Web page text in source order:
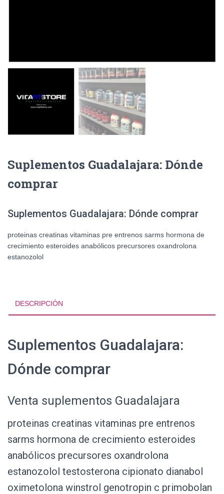
Suplementos Guadalajara: Dónde
comprar
Suplementos Guadalajara: Dónde comprar
proteinas creatinas vitaminas pre entrenos sarms hormona de
crecimiento esteroides anabólicos precursores oxandrolona
estanozolol
DESCRIPCIÓN
Suplementos Guadalajara:
Dónde comprar
Venta suplementos Guadalajara
proteinas creatinas vitaminas pre entrenos
sarms hormona de crecimiento esteroides
anabólicos precursores oxandrolona
estanozolol testosterona cipionato dianabol
oximetolona winstrol genotropin c primobolan